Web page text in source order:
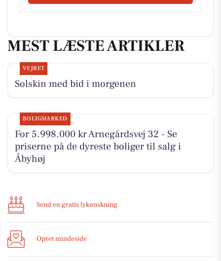
MEST LÆSTE ARTIKLER
VEJRET
Solskin med bid i morgenen
BOLIGMARKED
For 5.998.000 kr Arnegårdsvej 32 - Se
priserne på de dyreste boliger til salg i
Åbyhøj
Send en gratis lykønskning
Opret mindeside